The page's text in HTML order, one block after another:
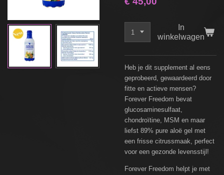
In
winkelwagen
Heb je dit supplement al eens
geprobeerd, gewaardeerd door
fitte en actieve mensen?
Forever Freedom bevat
glucosaminesulfaat,
chondroïtine, MSM en maar
liefst 89% pure aloë gel met
een frisse citrussmaak, perfect
voor een gezonde levensstijl!
Forever Freedom helpt je met